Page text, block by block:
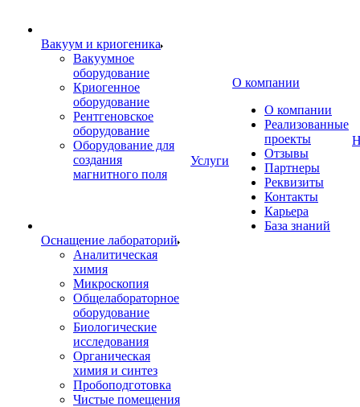
Вакуум и криогеника
Вакуумное
оборудование
Криогенное
оборудование
Рентгеновское
оборудование
Оборудование для
создания
магнитного поля
Оснащение лабораторий
Аналитическая
химия
Микроскопия
Общелабораторное
оборудование
Биологические
исследования
Органическая
химия и синтез
Пробоподготовка
Чистые помещения
Услуги
О компании
О компании
Реализованные
проекты
Отзывы
Партнеры
Реквизиты
Контакты
Карьера
База знаний